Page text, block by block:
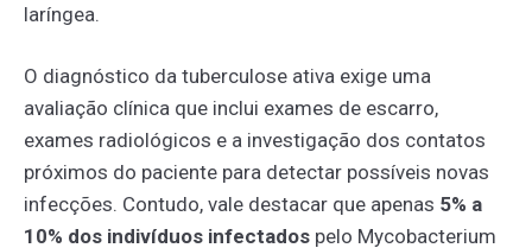
laríngea.
O diagnóstico da tuberculose ativa exige uma
avaliação clínica que inclui exames de escarro,
exames radiológicos e a investigação dos contatos
próximos do paciente para detectar possíveis novas
infecções. Contudo, vale destacar que apenas 5% a
10% dos indivíduos infectados pelo Mycobacterium